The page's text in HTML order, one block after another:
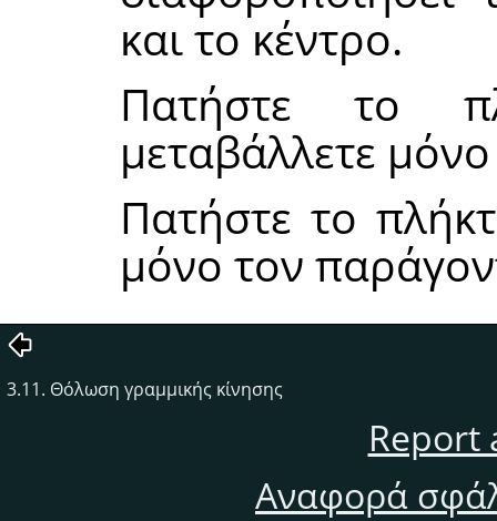
και το κέντρο.
Πατήστε το
μεταβάλλετε
Πατήστε το
μόνο τον
3.11. Θόλωση γραμμικής κίνησης
Report
Αναφορά